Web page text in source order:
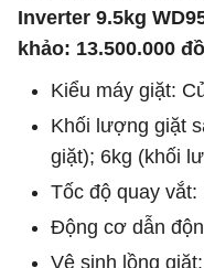
Inverter 9.5kg
khảo: 13.500.000
Kiểu máy giặt:
Khối lượng giặt
giặt); 6kg (khối
Tốc độ quay
Động cơ dẫn
Vệ sinh lồng